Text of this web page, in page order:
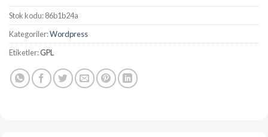
Stok kodu:86b1b24a
Kategoriler:Wordpress
Etiketler:GPL